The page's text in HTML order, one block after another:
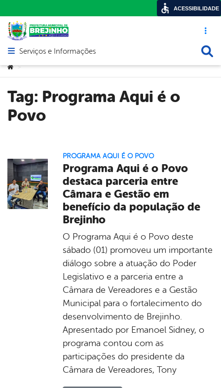
Acesso
Abrir menu principal de navegação
Serviços e Informações
Você está aqui:
>
Tag: Programa Aqui é o
Povo
PROGRAMA AQUI É O POVO
Programa Aqui é o Povo
destaca parceria entre
Câmara e Gestão em
benefício da população de
Brejinho
O Programa Aqui é o Povo deste
sábado (01) promoveu um importante
diálogo sobre a atuação do Poder
Legislativo e a parceria entre a
Câmara de Vereadores e a Gestão
Municipal para o fortalecimento do
desenvolvimento de Brejinho.
Apresentado por Emanoel Sidney, o
programa contou com as
participações do presidente da
Câmara de Vereadores, Tony
ACESSIBILIDADE